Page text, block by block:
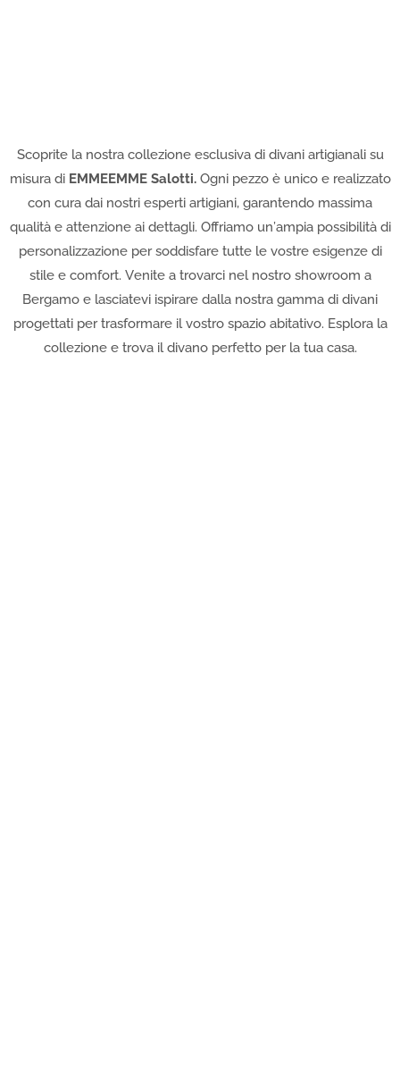
Scoprite la nostra collezione esclusiva di divani artigianali su
misura di EMMEEMME Salotti.Ogni pezzo è unico e realizzato
con cura dai nostri esperti artigiani, garantendo massima
qualità e attenzione ai dettagli. Offriamo un’ampia possibilità di
personalizzazione per soddisfare tutte le vostre esigenze di
stile e comfort. Venite a trovarci nel nostro showroom a
Bergamo e lasciatevi ispirare dalla nostra gamma di divani
progettati per trasformare il vostro spazio abitativo. Esplora la
collezione e trova il divano perfetto per la tua casa.